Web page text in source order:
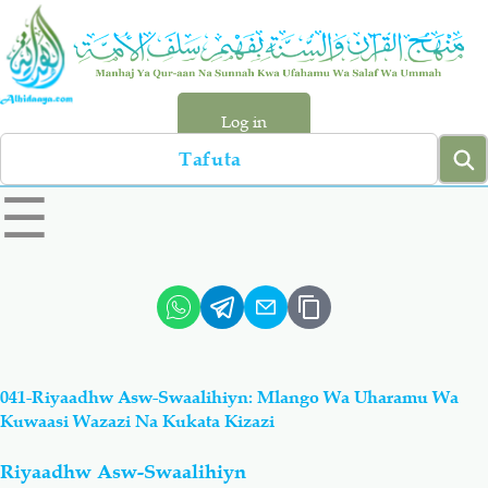
Skip
main
content
Log in
Search
left
sidebar
☰
Hadiyth
Aqiydah Manhaj
Shirki & Kufru
041-Riyaadhw Asw-Swaalihiyn: Mlango Wa Uharamu Wa
Kuwaasi Wazazi Na Kukata Kizazi
Riyaadhw Asw-Swaalihiyn